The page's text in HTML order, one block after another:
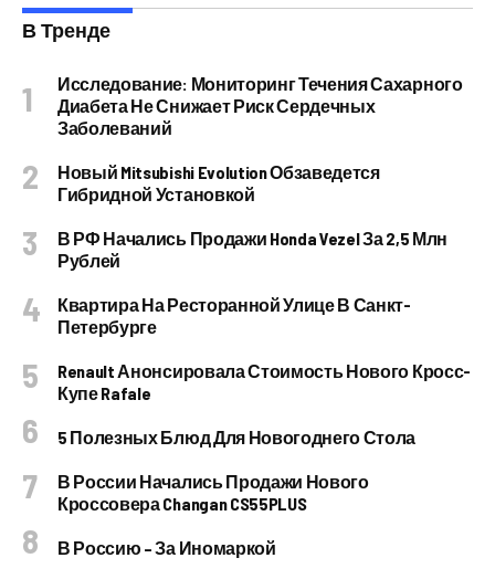
В Тренде
Исследование: Мониторинг Течения Сахарного
Диабета Не Снижает Риск Сердечных
Заболеваний
Новый Mitsubishi Evolution Обзаведется
Гибридной Установкой
В РФ Начались Продажи Honda Vezel За 2,5 Млн
Рублей
Квартира На Ресторанной Улице В Санкт-
Петербурге
Renault Анонсировала Стоимость Нового Кросс-
Купе Rafale
5 Полезных Блюд Для Новогоднего Стола
В России Начались Продажи Нового
Кроссовера Changan CS55PLUS
В Россию – За Иномаркой